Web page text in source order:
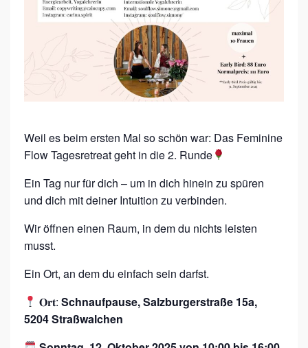
G
S
E
T
R
E
A
T
.
0
Weil es beim ersten Mal so schön war: Das Feminine
Flow Tagesretreat geht in die 2. Runde
Ein Tag nur für dich – um in dich hinein zu spüren
und dich mit deiner Intuition zu verbinden.
Wir öffnen einen Raum, in dem du nichts leisten
musst.
Ein Ort, an dem du einfach sein darfst.
𝐎𝐫𝐭:Schnaufpause, Salzburgerstraße 15a,
5204 Straßwalchen